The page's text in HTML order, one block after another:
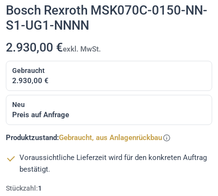
Bosch Rexroth MSK070C-0150-NN-
S1-UG1-NNNN
2.930,00 €exkl. MwSt.
Gebraucht
2.930,00 €
Neu
Preis auf Anfrage
Produktzustand:Gebraucht, aus Anlagenrückbau
Voraussichtliche Lieferzeit wird für den konkreten Auftrag
bestätigt.
Stückzahl:1